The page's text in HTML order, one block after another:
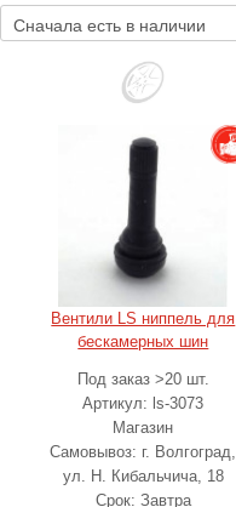
Вентили LS ниппель для
бескамерных шин
Под заказ >20 шт.
Артикул: ls-3073
Магазин
Самовывоз: г. Волгоград,
ул. Н. Кибальчича, 18
Срок: Завтра